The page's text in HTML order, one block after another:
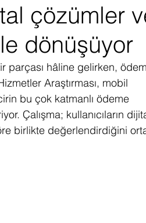
Çevre Koruma Çin
çözümler
dönüşüyor
parçası hâline gelirken,
Araştırması, mobil
bu çok katmanlı ödeme
Çalışma; kullanıcıların
birlikte değerlendirdiğini